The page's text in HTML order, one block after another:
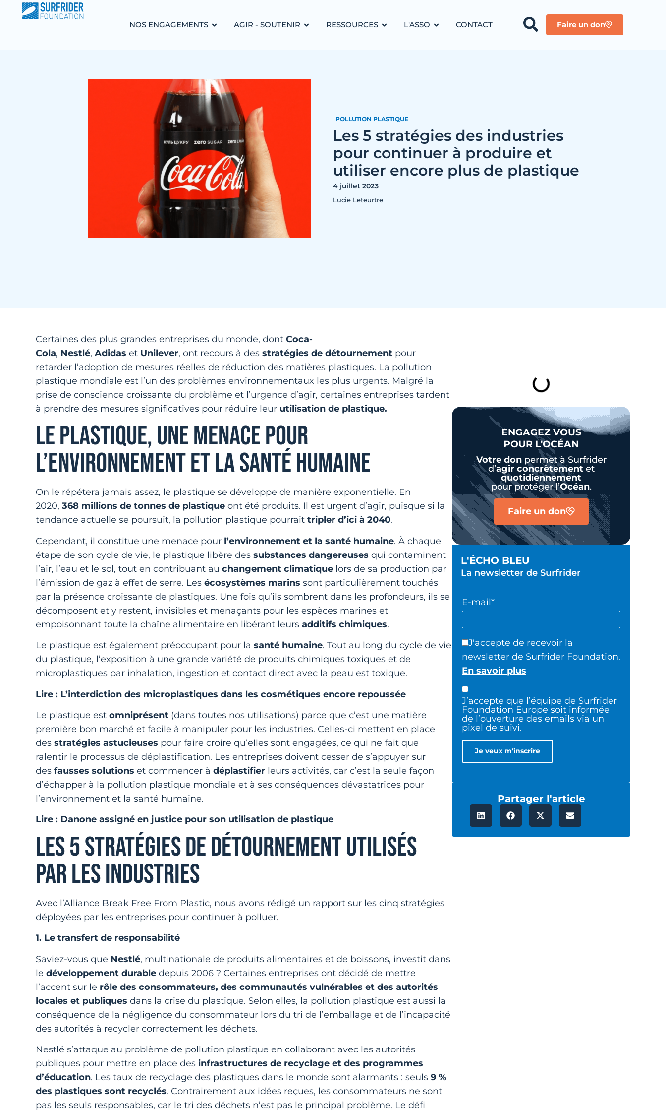
NOS ENGAGEMENTS AGIR - SOUTENIR RESSOURCES L'ASSO CONTACT Faire un don
POLLUTION PLASTIQUE
Les 5 stratégies des industries
pour continuer à produire et
utiliser encore plus de plastique
4 juillet 2023
Lucie Leteurtre
Certaines des plus grandes entreprises du monde, dont Coca-
Cola, Nestlé, Adidas et Unilever, ont recours à des stratégies de détournement pour
retarder l’adoption de mesures réelles de réduction des matières plastiques. La pollution
plastique mondiale est l’un des problèmes environnementaux les plus urgents. Malgré la
prise de conscience croissante du problème et l’urgence d’agir, certaines entreprises tardent
à prendre des mesures significatives pour réduire leur utilisation de plastique.
LE PLASTIQUE, UNE MENACE POUR
L’ENVIRONNEMENT ET LA SANTÉ HUMAINE
On le répétera jamais assez, le plastique se développe de manière exponentielle. En
2020, 368 millions de tonnes de plastique ont été produits. Il est urgent d’agir, puisque si la
tendance actuelle se poursuit, la pollution plastique pourrait tripler d’ici à 2040.
Cependant, il constitue une menace pour l’environnement et la santé humaine. À chaque
étape de son cycle de vie, le plastique libère des substances dangereuses qui contaminent
l’air, l’eau et le sol, tout en contribuant au changement climatique lors de sa production par
l’émission de gaz à effet de serre. Les écosystèmes marins sont particulièrement touchés
par la présence croissante de plastiques. Une fois qu’ils sombrent dans les profondeurs, ils se
décomposent et y restent, invisibles et menaçants pour les espèces marines et
empoisonnant toute la chaîne alimentaire en libérant leurs additifs chimiques.
Le plastique est également préoccupant pour la santé humaine. Tout au long du cycle de vie
du plastique, l’exposition à une grande variété de produits chimiques toxiques et de
microplastiques par inhalation, ingestion et contact direct avec la peau est toxique.
Lire : L’interdiction des microplastiques dans les cosmétiques encore repoussée
Le plastique est omniprésent (dans toutes nos utilisations) parce que c’est une matière
première bon marché et facile à manipuler pour les industries. Celles-ci mettent en place
des stratégies astucieuses pour faire croire qu’elles sont engagées, ce qui ne fait que
ralentir le processus de déplastification. Les entreprises doivent cesser de s’appuyer sur
des fausses solutions et commencer à déplastifier leurs activités, car c’est la seule façon
d’échapper à la pollution plastique mondiale et à ses conséquences dévastatrices pour
l’environnement et la santé humaine.
Lire : Danone assigné en justice pour son utilisation de plastique
LES 5 STRATÉGIES DE DÉTOURNEMENT UTILISÉS
PAR LES INDUSTRIES
Avec l’Alliance Break Free From Plastic, nous avons rédigé un rapport sur les cinq stratégies
déployées par les entreprises pour continuer à polluer.
1. Le transfert de responsabilité
Saviez-vous que Nestlé, multinationale de produits alimentaires et de boissons, investit dans
le développement durable depuis 2006 ? Certaines entreprises ont décidé de mettre
l’accent sur le rôle des consommateurs, des communautés vulnérables et des autorités
locales et publiques dans la crise du plastique. Selon elles, la pollution plastique est aussi la
conséquence de la négligence du consommateur lors du tri de l’emballage et de l’incapacité
des autorités à recycler correctement les déchets.
Nestlé s’attaque au problème de pollution plastique en collaborant avec les autorités
publiques pour mettre en place des infrastructures de recyclage et des programmes
d’éducation. Les taux de recyclage des plastiques dans le monde sont alarmants : seuls 9 %
des plastiques sont recyclés. Contrairement aux idées reçues, les consommateurs ne sont
pas les seuls responsables, car le tri des déchets n’est pas le principal problème. Le défi
ENGAGEZ VOUS
POUR L'OCÉAN
Votre donpermet à Surfrider
d’agir concrètementet
quotidiennement
pour protéger l’Océan.
Faire un don
L'ÉCHO BLEU
La newsletter de Surfrider
E-mail*
J'accepte de recevoir la
newsletter de Surfrider Foundation.
En savoir plus
J’accepte que l’équipe de Surfrider
Foundation Europe soit informée
de l’ouverture des emails via un
pixel de suivi.
Partager l'article